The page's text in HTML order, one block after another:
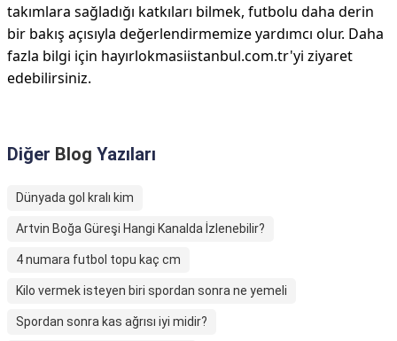
takımlara sağladığı katkıları bilmek, futbolu daha derin
bir bakış açısıyla değerlendirmemize yardımcı olur. Daha
fazla bilgi için hayırlokmasiistanbul.com.tr'yi ziyaret
edebilirsiniz.
Diğer Blog Yazıları
Dünyada gol kralı kim
Artvin Boğa Güreşi Hangi Kanalda İzlenebilir?
4 numara futbol topu kaç cm
Kilo vermek isteyen biri spordan sonra ne yemeli
Spordan sonra kas ağrısı iyi midir?